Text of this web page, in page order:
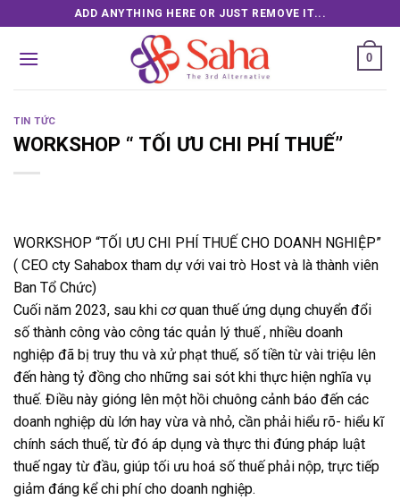
to
content
ADD ANYTHING HERE OR JUST REMOVE IT...
0
TIN TỨC
WORKSHOP “ TỐI ƯU CHI PHÍ THUẾ”
WORKSHOP “TỐI ƯU CHI PHÍ THUẾ CHO DOANH NGHIỆP”
( CEO cty Sahabox tham dự với vai trò Host và là thành viên
Ban Tổ Chức)
Cuối năm 2023, sau khi cơ quan thuế ứng dụng chuyển đổi
số thành công vào công tác quản lý thuế , nhiều doanh
nghiệp đã bị truy thu và xử phạt thuế, số tiền từ vài triệu lên
đến hàng tỷ đồng cho những sai sót khi thực hiện nghĩa vụ
thuế. Điều này gióng lên một hồi chuông cảnh báo đến các
doanh nghiệp dù lớn hay vừa và nhỏ, cần phải hiểu rõ- hiểu kĩ
chính sách thuế, từ đó áp dụng và thực thi đúng pháp luật
thuế ngay từ đầu, giúp tối ưu hoá số thuế phải nộp, trực tiếp
giảm đáng kể chi phí cho doanh nghiệp.